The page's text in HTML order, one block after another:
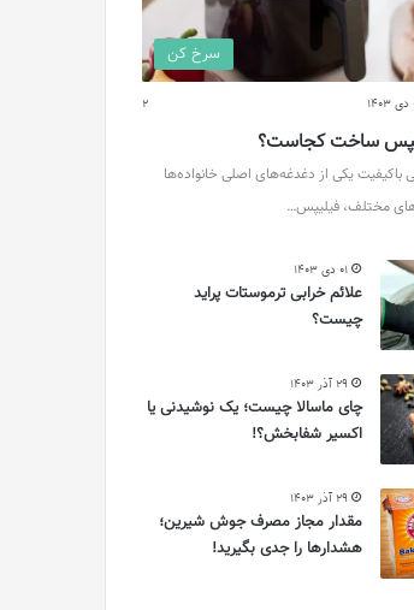
سرخ کن
2
ساخت کجاست؟
باکیفیت یکی از دغدغه‌های اصلی خانواده‌ها
مختلف، فیلیپس…
01 دی 1403
علائم خرابی ترموستات پراید
چیست؟
29 آذر 1403
چای ماسالا چیست؛ یک نوشیدنی یا
اکسیر شفابخش؟!
29 آذر 1403
مقدار مجاز مصرف جوش شیرین؛
هشدارها را جدی بگیرید!